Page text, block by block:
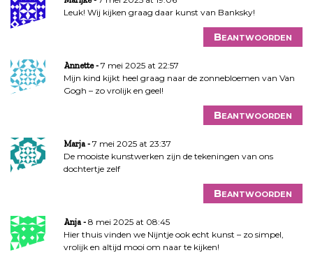
Leuk! Wij kijken graag daar kunst van Banksky!
Beantwoorden
Annette
7 mei 2025 at 22:57
Mijn kind kijkt heel graag naar de zonnebloemen van Van
Gogh – zo vrolijk en geel!
Beantwoorden
Marja
7 mei 2025 at 23:37
De mooiste kunstwerken zijn de tekeningen van ons
dochtertje zelf
Beantwoorden
Anja
8 mei 2025 at 08:45
Hier thuis vinden we Nijntje ook echt kunst – zo simpel,
vrolijk en altijd mooi om naar te kijken!